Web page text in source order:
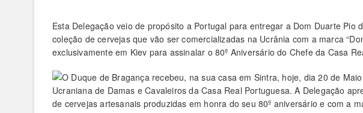
Esta Delegação veio de propósito a Portugal para entregar a Dom Duarte Pio
coleção de cervejas que vão ser comercializadas na Ucrânia com a marca
exclusivamente em Kiev para assinalar o 80º Aniversário do Chefe da Casa